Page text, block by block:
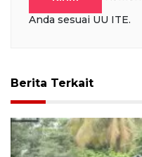
Anda sesuai UU ITE.
Berita Terkait